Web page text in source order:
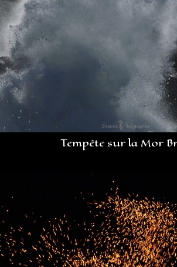
Tempête sur la Mor